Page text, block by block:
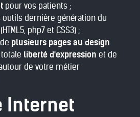
pour vos patients ;
outils dernière génération du
php7 et CSS3) ;
plusieurs pages au design
liberté d'expression et de
de votre métier
Internet